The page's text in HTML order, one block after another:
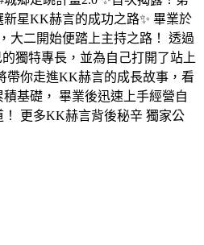
星KK赫言的成功之路✨ 畢業於
大二開始便踏上主持之路！ 透過
獨特專長，並為自己打開了站上
帶你走進KK赫言的成長故事，看
基礎， 畢業後迅速上手經營自
更多KK赫言背後秘辛 獨家公